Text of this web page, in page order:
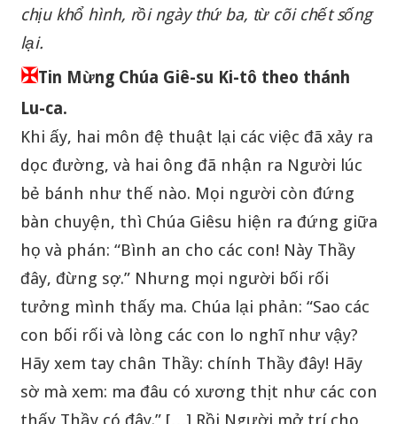
chịu khổ hình, rồi ngày thứ ba, từ cõi chết sống
lại.
✠Tin Mừng Chúa Giê-su Ki-tô theo thánh
Lu-ca.
Khi ấy, hai môn đệ thuật lại các việc đã xảy ra
dọc đường, và hai ông đã nhận ra Người lúc
bẻ bánh như thế nào. Mọi người còn đứng
bàn chuyện, thì Chúa Giêsu hiện ra đứng giữa
họ và phán: “Bình an cho các con! Này Thầy
đây, đừng sợ.” Nhưng mọi người bối rối
tưởng mình thấy ma. Chúa lại phản: “Sao các
con bối rối và lòng các con lo nghĩ như vậy?
Hãy xem tay chân Thầy: chính Thầy đây! Hãy
sờ mà xem: ma đâu có xương thịt như các con
thấy Thầy có đây.” […] Rồi Người mở trí cho